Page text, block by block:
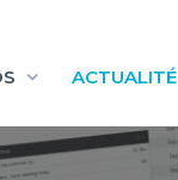
ACTUALITÉ